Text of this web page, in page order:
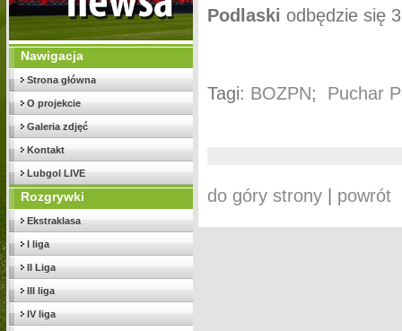
Nawigacja
Strona główna
O projekcie
Galeria zdjęć
Kontakt
Lubgol LIVE
Rozgrywki
Ekstraklasa
I liga
II Liga
III liga
IV liga
Podlaski odbędzie się
Tagi: BOZPN; Puchar
do góry strony| powrót